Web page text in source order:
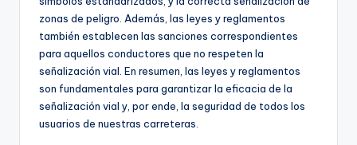
zonas de peligro. Además, las leyes y reglamentos
también establecen las sanciones correspondientes
para aquellos conductores que no respeten la
señalización vial. En resumen, las leyes y reglamentos
son fundamentales para garantizar la eficacia de la
señalización vial y, por ende, la seguridad de todos los
usuarios de nuestras carreteras.